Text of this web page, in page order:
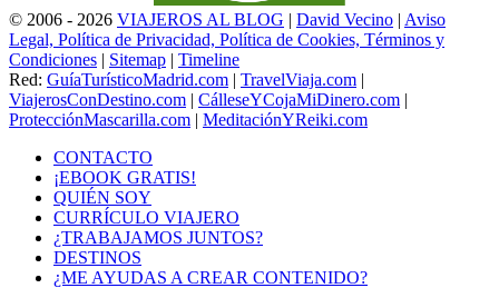
© 2006 - 2026 VIAJEROS AL BLOG | David Vecino | Aviso
Legal, Política de Privacidad, Política de Cookies, Términos y
Condiciones | Sitemap | Timeline
Red: GuíaTurísticoMadrid.com | TravelViaja.com |
ViajerosConDestino.com | CálleseYCojaMiDinero.com |
ProtecciónMascarilla.com | MeditaciónYReiki.com
CONTACTO
¡EBOOK GRATIS!
QUIÉN SOY
CURRÍCULO VIAJERO
¿TRABAJAMOS JUNTOS?
DESTINOS
¿ME AYUDAS A CREAR CONTENIDO?